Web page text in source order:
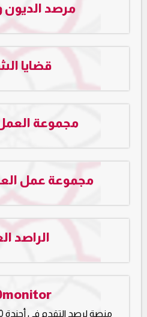
مرصد الديون
قضايا
مجموعة
مجموعة عمل
الراصد
منصة لرصد التقدم في أجندة 2030 للتنمية المستدامة